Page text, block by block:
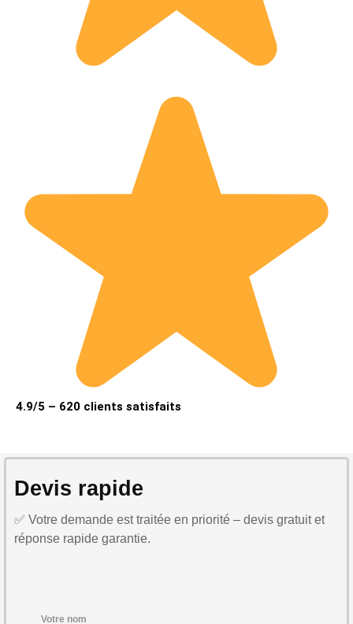
4.9/5 – 620 clients satisfaits
Devis rapide
✅ Votre demande est traitée en priorité – devis gratuit et
réponse rapide garantie.
Votre nom